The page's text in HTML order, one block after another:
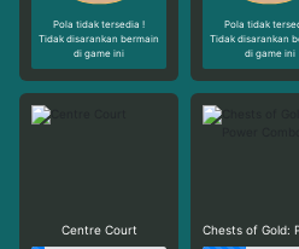
Pola tidak tersedia !
Tidak disarankan bermain
di game ini
Pola tidak
Tidak disarankan
di game ini
Centre Court